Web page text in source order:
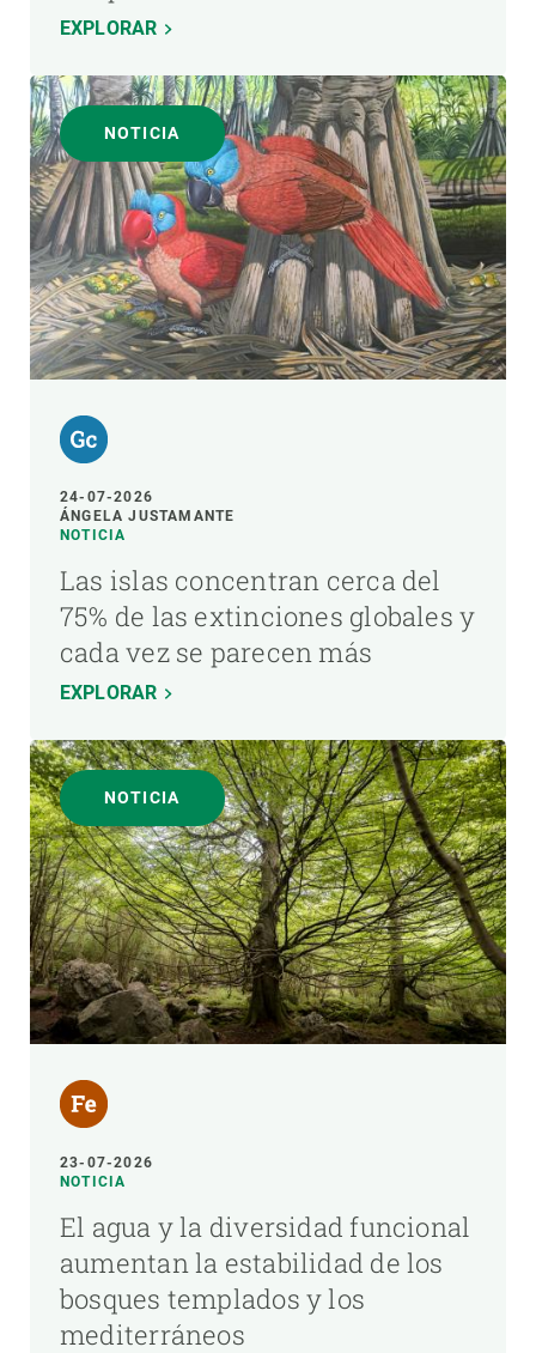
EXPLORAR
NOTICIA
24-07-2026
ÁNGELA JUSTAMANTE
NOTICIA
Las islas concentran cerca del
75% de las extinciones globales y
cada vez se parecen más
EXPLORAR
NOTICIA
23-07-2026
NOTICIA
El agua y la diversidad funcional
aumentan la estabilidad de los
bosques templados y los
mediterráneos